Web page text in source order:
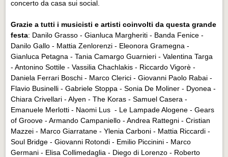
concerto da casa sui social.
Grazie a tutti i musicisti e artisti coinvolti da questa grande
festa: Danilo Grasso - Gianluca Margheriti - Banda Fenice -
Danilo Gallo - Mattia Zenlorenzi - Eleonora Gramegna -
Gianluca Petagna - Tania Camargo Guarnieri - Valentina Targa
- Antonino Sottile - Vassilia Chachlakis - Riccardo Vigorè -
Daniela Ferrari Boschi - Marco Clerici - Giovanni Paolo Rabai -
Flavio Businelli - Gabriele Stoppa - Sonia De Moliner - Dyonea -
Chiara Crivellari - Alyen - The Koras - Samuel Casera -
Emanuele Merlotti - Naomi Lus - Le Lampade Alogene - Gears
of Groove - Armando Campaniello - Andrea Rattegni - Cristian
Mazzei - Marco Giarratane - Ylenia Carboni - Mattia Riccardi -
Soul Bridge - Giovanni Rotondi - Emilio Piccinini - Marco
Germani - Elisa Collimedaglia - Diego di Lorenzo - Roberto